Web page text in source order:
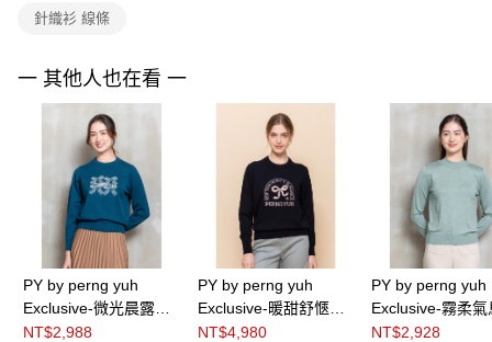
易，需依本服務之必要範圍內提供個人資料，並將交易相關給付款項請求債
https://aftee.tw/terms/#terms3
３．未成年的使用者請事先徵得法定代理人或監護人之同意方可使用
「AFTEE先享後付」，若未經同意申辦者引起之損失，本公司不負相關責
４．使用「AFTEE先享後付」時，將依據個別帳號之用戶狀況，依本公司即
時審查核予不同之上限額度；若仍有額度不足之情形，本公司將視審查結果
請求用戶進行身份認證。
５．嚴禁一人註冊多個帳號或使用他人資訊註冊。若發現惡意使用之情形，
恩沛科技股份有限公司將有權停止該用戶之使用額度並採取法律行動。
針織衫 線條
一 其他人也在看 一
PY by perng yuh
Exclusive-微光晨露結
刺繡引塔夏針織衫
NT$2,988
PY by perng yuh
Exclusive-暖甜舒愜緹
花珠飾針織衫
NT$4,980
PY by perng yuh
Exclusive-霧柔氣
高領針織衫
NT$2,928